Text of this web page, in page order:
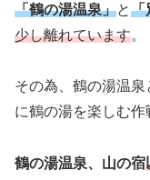
「鶴の湯温泉」と「
少し離れています。
その為、鶴の湯温
に鶴の湯を楽しむ作
鶴の湯温泉、山の宿